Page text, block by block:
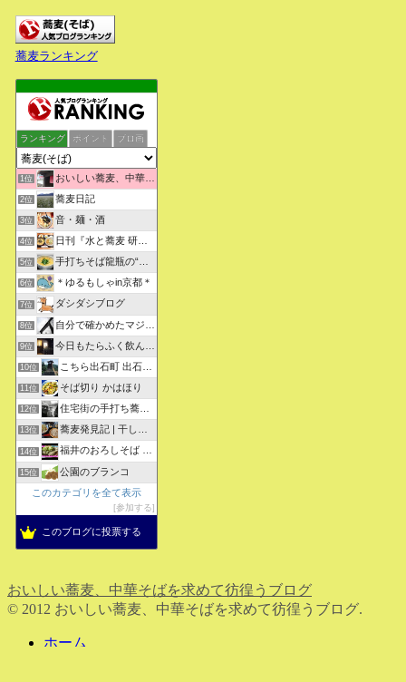
蕎麦ランキング
ランキング ポイント ブロ画
1位 おいしい蕎麦、中華そばを求めて彷徨うブログ
2位 蕎麦日記
3位 音・麺・酒
4位 日刊『水と蕎麦 研究図鑑』
5位 手打ちそば龍瓶の“いつも心に太陽を”
6位 ＊ゆるもしゃin京都＊
7位 ダシダシブログ
8位 自分で確かめたマジな近現代史・グルメな蕎麦・キレイなお花さん
9位 今日もたらふく飲んで食べた -湖月四代目嫁日記-
10位 こちら出石町 出石そばの「田中屋食品製造部」
11位 そば切り かはほり
12位 住宅街の手打ち蕎麦屋三代目ブログ
13位 蕎麦発見記 | 干しそばをメインにしたそばブログ
14位 福井のおろしそば 無責任１００選
15位
公園のブランコ
このカテゴリを全て表示
参加する
このブログに投票する
おいしい蕎麦、中華そばを求めて彷徨うブログ
© 2012 おいしい蕎麦、中華そばを求めて彷徨うブログ.
ホーム